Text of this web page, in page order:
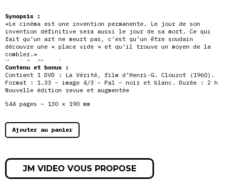
Synopsis :
«Le cinéma est une invention permanente. Le jour de son
invention définitive sera aussi le jour de sa mort. Ce qui
fait qu’un art ne meurt pas, c’est qu’un être soudain
découvre une « place vide » et qu’il trouve un moyen de la
combler.»
Henri-G. Clouzot.
Contenu et bonus :
Contient 1 DVD : La Vérité, film d’Henri-G. Clouzot (1960).
Format : 1.33 – image 4/3 – Pal – noir et blanc. Durée : 2 h
Nouvelle édition revue et augmentée
544 pages – 130 x 190 mm
Ajouter au panier
JM VIDEO VOUS PROPOSE